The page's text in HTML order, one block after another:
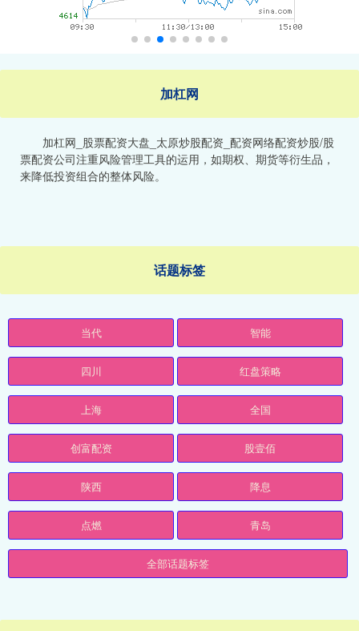
加杠网
加杠网_股票配资大盘_太原炒股配资_配资网络配资炒股/股
票配资公司注重风险管理工具的运用，如期权、期货等衍生品，
来降低投资组合的整体风险。
话题标签
当代 智能
四川 红盘策略
上海 全国
创富配资 股壹佰
陕西 降息
点燃 青岛
全部话题标签